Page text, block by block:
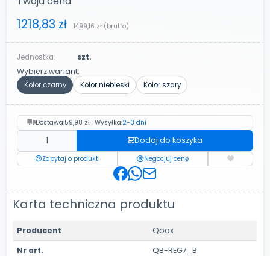
1218,83 zł 1499,16 zł (brutto)
Jednostka: szt.
Wybierz wariant:
Kolor czarny Kolor niebieski Kolor szary
Dostawa:59,98 zł Wysyłka:2-3 dni
Dodaj do koszyka
Zapytaj o produkt Negocjuj cenę
Karta techniczna produktu
Producent
Qbox
Nr art.
QB-REG7_B